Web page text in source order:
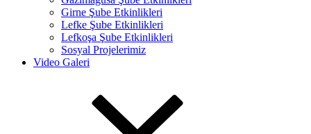
Girne Şube Etkinlikleri
Lefke Şube Etkinlikleri
Lefkoşa Şube Etkinlikleri
Sosyal Projelerimiz
Video Galeri